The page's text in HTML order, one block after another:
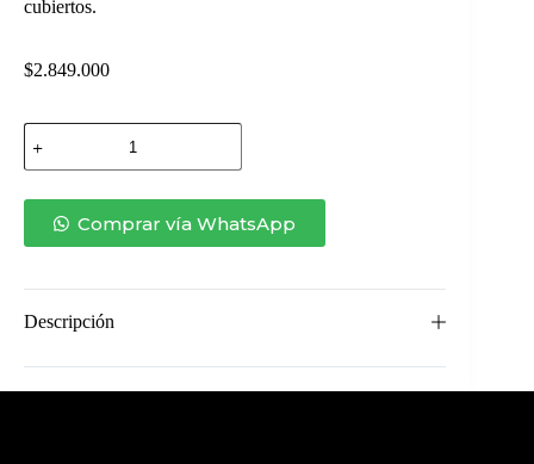
cubiertos.
$2.849.000
POLTRONA
ANGIE
II
Comprar vía WhatsApp
Descripción